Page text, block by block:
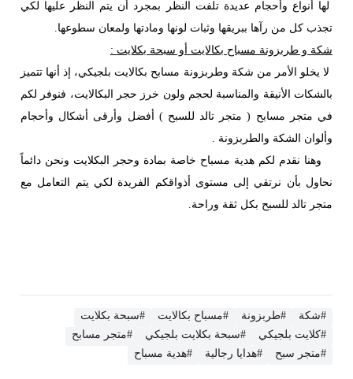
لها أنواع وأحجام عديدة تلفت النظر بمجرد أن يتم النظر عليها لكي
تجذب كل من رآها ببريقها وثبات لونها ومادتها ولمعان سطوعها.
شكة و طربزونة مسباح بكالايت أو سبحة بكلايت :
لا يخلو الأمر من شكة وطربزونة مسابح بكالايت بلجيكي، إذ أنها تتميز
بالشكات الأنيقة والمناسبة لحجم ولون خرز حجر البكالايت، فنوفر لكم
في متجر مسابح ( متجر تالد للسبح ) أفضل وأرقى أشكال وأحجام
وألوان الشكة والطربزونة .
وهنا نقدم لكم هدية مسباح خاصة بمادة وحجر البكلايت ونحن دائماً
نحاول بأن نرتقي إلى مستوى أذواقكم الفريدة لكي يتم التعامل مع
متجر تالد للسبح بكل ثقة وراحة.
#شكة #طربزونة #مسباح بكالايت
#سبحة بكلايت
#كلايت بلجيكي
#سبحة بكلايت بلجيكي
#متجر مسابح
#متجر سبح
#هدايا رجالية #هدية مسباح